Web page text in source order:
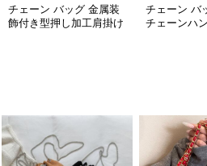
チェーン バッグ 金属装
飾付き型押し加工肩掛け
チェーン バ
チェーンハ